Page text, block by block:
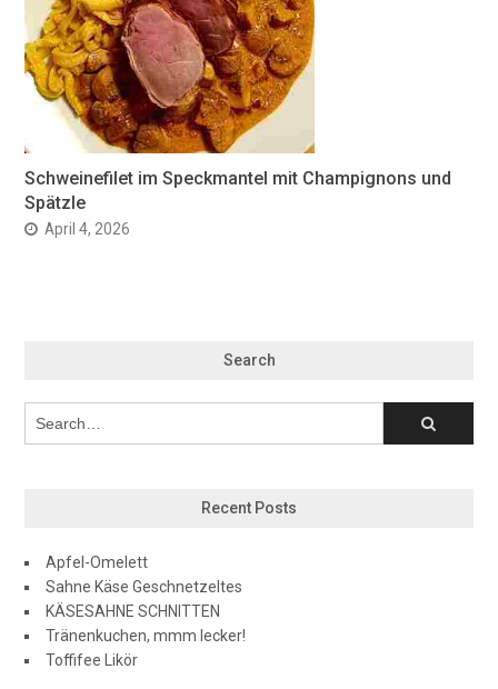
Schweinefilet im Speckmantel mit Champignons und
Spätzle
April 4, 2026
Search
Recent Posts
Apfel-Omelett
Sahne Käse Geschnetzeltes
KÄSESAHNE SCHNITTEN
Tränenkuchen, mmm lecker!
Toffifee Likör